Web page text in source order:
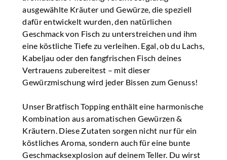
ausgewählte Kräuter und Gewürze, die speziell
dafür entwickelt wurden, den natürlichen
Geschmack von Fisch zu unterstreichen und ihm
eine köstliche Tiefe zu verleihen. Egal, ob du Lachs,
Kabeljau oder den fangfrischen Fisch deines
Vertrauens zubereitest – mit dieser
Gewürzmischung wird jeder Bissen zum Genuss!
Unser Bratfisch Topping enthält eine harmonische
Kombination aus aromatischen Gewürzen &
Kräutern. Diese Zutaten sorgen nicht nur für ein
köstliches Aroma, sondern auch für eine bunte
Geschmacksexplosion auf deinem Teller. Du wirst